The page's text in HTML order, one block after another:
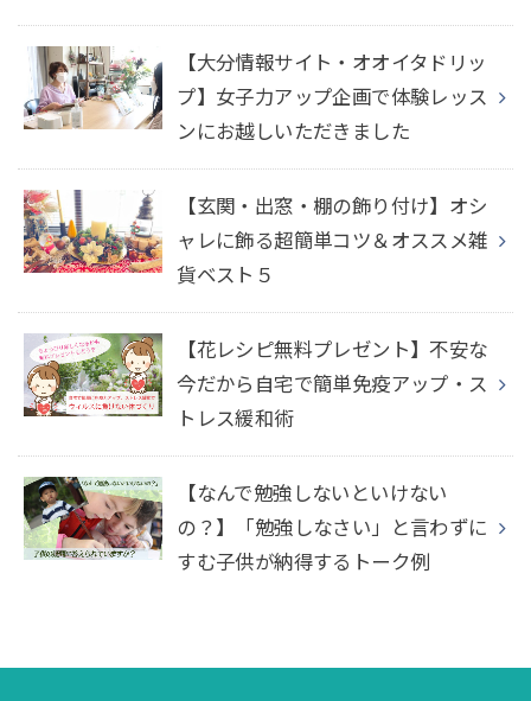
【大分情報サイト・オオイタドリッ
プ】女子力アップ企画で体験レッス
ンにお越しいただきました
【玄関・出窓・棚の飾り付け】オシ
ャレに飾る超簡単コツ＆オススメ雑
貨ベスト５
【花レシピ無料プレゼント】不安な
今だから自宅で簡単免疫アップ・ス
トレス緩和術
【なんで勉強しないといけない
の？】「勉強しなさい」と言わずに
すむ子供が納得するトーク例